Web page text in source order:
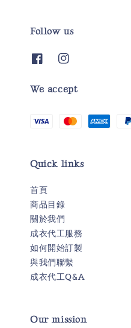
Follow us
We accept
Quick links
首頁
商品目錄
關於我們
成衣代工服務
如何開始訂製
與我們聯繫
成衣代工Q&A
Our mission